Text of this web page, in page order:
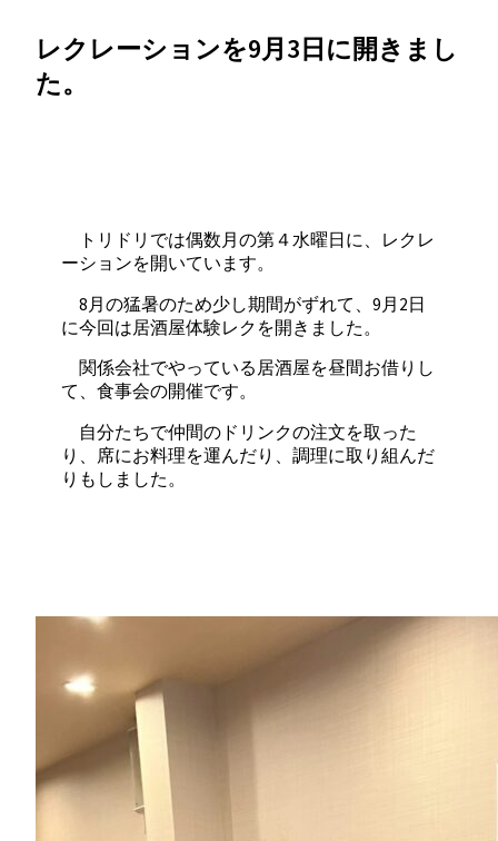
レクレーションを9月3日に開きまし
た。
トリドリでは偶数月の第４水曜日に、レクレ
ーションを開いています。
8月の猛暑のため少し期間がずれて、9月2日
に今回は居酒屋体験レクを開きました。
関係会社でやっている居酒屋を昼間お借りし
て、食事会の開催です。
自分たちで仲間のドリンクの注文を取った
り、席にお料理を運んだり、調理に取り組んだ
りもしました。